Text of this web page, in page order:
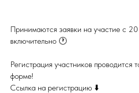
Принимаются заявки на участие с
включительно 🕐
Регистрация участников проводится
форме!
Ссылка на регистрацию ⬇️